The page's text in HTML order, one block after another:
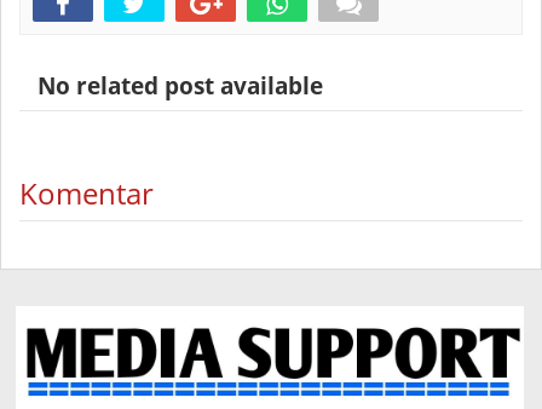
No related post available
Komentar